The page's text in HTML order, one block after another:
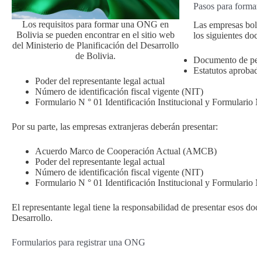
Los requisitos para formar una ONG en
Bolivia se pueden encontrar en el sitio web
del Ministerio de Planificación del Desarrollo
de Bolivia.
Pasos para
Las empresas
los siguientes
Documento de
Estatutos
Poder del representante legal actual
Número de identificación fiscal vigente (NIT)
Formulario N ° 01 Identificación Institucional y Formulario
Por su parte, las empresas extranjeras deberán presentar:
Acuerdo Marco de Cooperación Actual (AMCB)
Poder del representante legal actual
Número de identificación fiscal vigente (NIT)
Formulario N ° 01 Identificación Institucional y Formulario
El representante legal tiene la responsabilidad de presentar esos
Desarrollo.
Formularios para registrar una ONG